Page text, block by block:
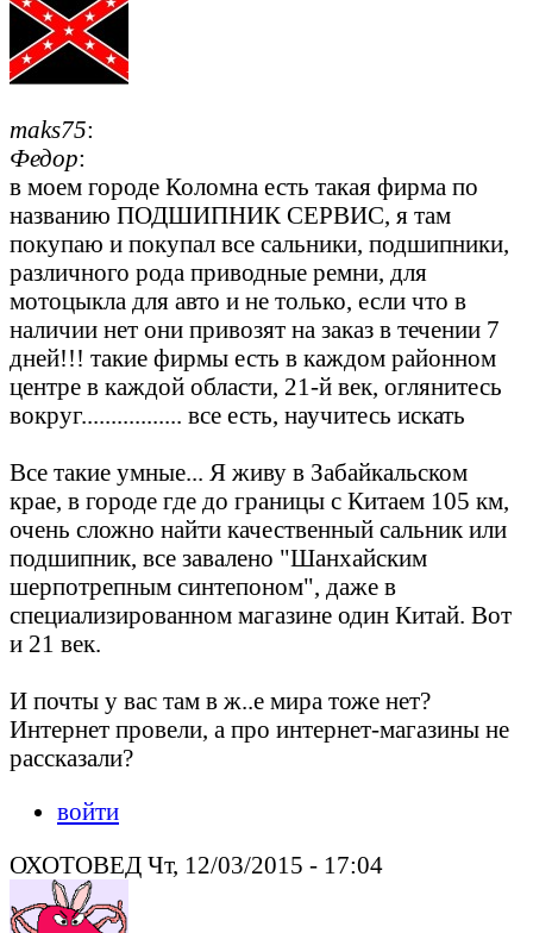
maks75:
Федор:
в моем городе Коломна есть такая фирма по
названию ПОДШИПНИК СЕРВИС, я там
покупаю и покупал все сальники, подшипники,
различного рода приводные ремни, для
мотоцыкла для авто и не только, если что в
наличии нет они привозят на заказ в течении 7
дней!!! такие фирмы есть в каждом районном
центре в каждой области, 21-й век, оглянитесь
вокруг................. все есть, научитесь искать
Все такие умные... Я живу в Забайкальском
крае, в городе где до границы с Китаем 105 км,
очень сложно найти качественный сальник или
подшипник, все завалено "Шанхайским
шерпотрепным синтепоном", даже в
специализированном магазине один Китай. Вот
и 21 век.
И почты у вас там в ж..е мира тоже нет?
Интернет провели, а про интернет-магазины не
рассказали?
войти
ОХОТОВЕД Чт, 12/03/2015 - 17:04